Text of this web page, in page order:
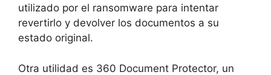
utilizado por el ransomware para intentar
revertirlo y devolver los documentos a su
estado original.
Otra utilidad es 360 Document Protector, un